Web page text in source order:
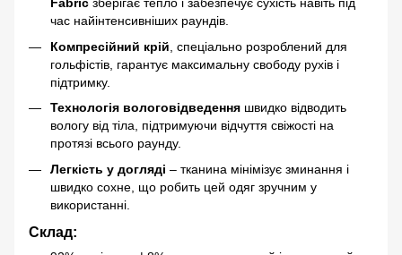
Fabric зберігає тепло і забезпечує сухість навіть під
час найінтенсивніших раундів.
Компресійний крій , спеціально розроблений для
гольфістів, гарантує максимальну свободу рухів і
підтримку.
Технологія вологовідведення швидко відводить
вологу від тіла, підтримуючи відчуття свіжості на
протязі всього раунду.
Легкість у догляді – тканина мінімізує зминання і
швидко сохне, що робить цей одяг зручним у
використанні.
Склад: